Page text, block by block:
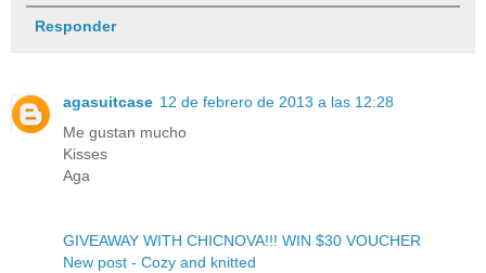
Responder
agasuitcase 12 de febrero de 2013 a las 12:28
Me gustan mucho
Kisses
Aga
GIVEAWAY WITH CHICNOVA!!! WIN $30 VOUCHER
New post - Cozy and knitted